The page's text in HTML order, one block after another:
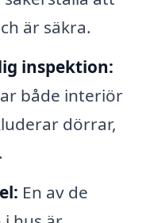
är säkra.
inspektion:
både interiör
dörrar,
En av de